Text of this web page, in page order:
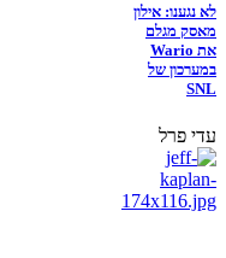
לא נגענו: אילון
מאסק מגלם
את Wario
במערכון של
SNL
עדי פרל